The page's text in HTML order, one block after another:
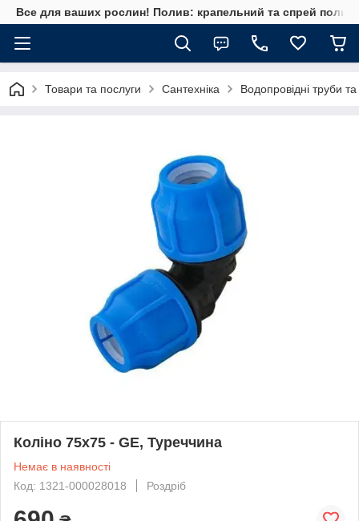
Все для ваших рослин! Полив: крапельний та спрей полив,
Товари та послуги Сантехніка Водопровідні труби
Коліно 75х75 - GE, Туреччина
Немає в наявності
Код: 1321-000028018
Роздріб